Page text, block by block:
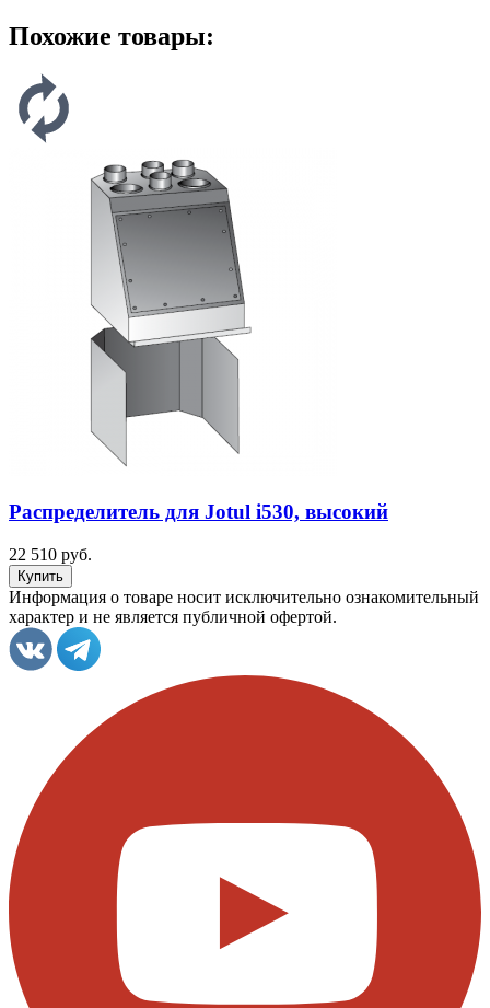
Похожие товары:
Распределитель для Jotul i530, высокий
22 510 руб.
Информация о товаре носит исключительно ознакомительный
характер и не является публичной офертой.